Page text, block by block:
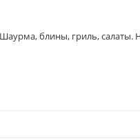
блины, гриль, салаты.